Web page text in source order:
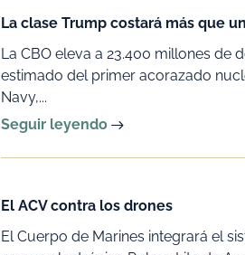
La clase Trump costará más que
La CBO eleva a 23.400 millones de
estimado del primer acorazado
Navy,...
Seguir leyendo
El ACV contra los drones
El Cuerpo de Marines integrará el